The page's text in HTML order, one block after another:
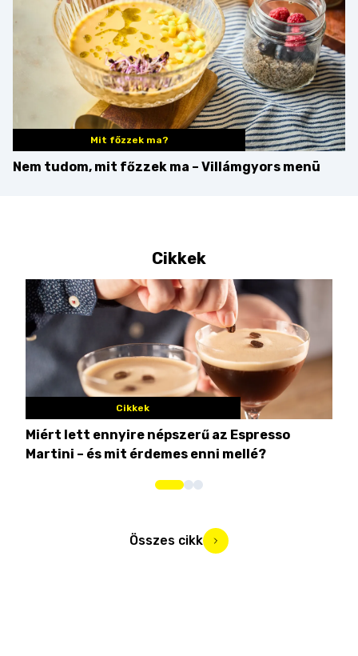
Mit főzzek ma?
Nem tudom, mit főzzek ma – Villámgyors menü
Cikkek
Cikkek
Miért lett ennyire népszerű az Espresso
Martini – és mit érdemes enni mellé?
Összes cikk